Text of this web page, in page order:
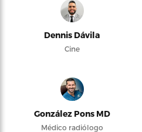
Dennis Dávila
Cine
González Pons MD
Médico radiólogo